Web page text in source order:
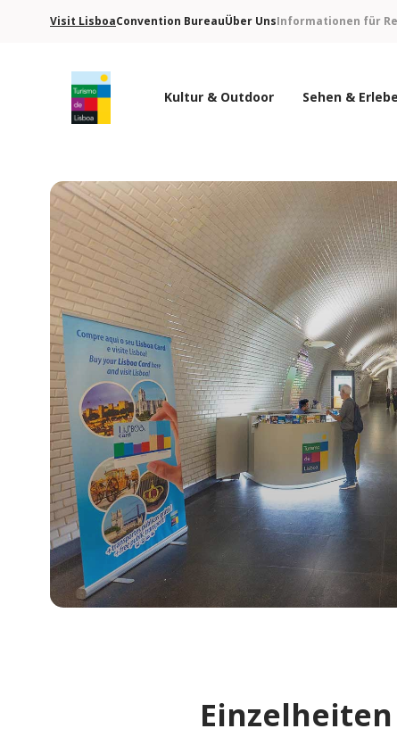
Visit LisboaConvention BureauÜber UnsInformationen für
Kultur & Outdoor Sehen &
Einzelheiten